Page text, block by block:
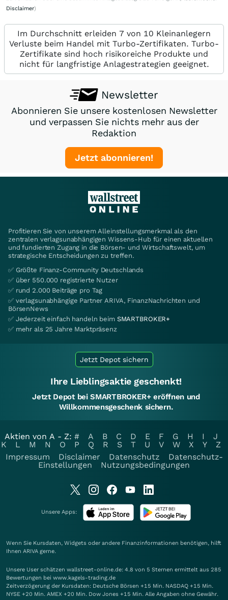
Disclaimer)
Im Durchschnitt erleiden 7 von 10 Kleinanlegern
Verluste beim Handel mit Turbo-Zertifikaten. Turbo-
Zertifikate sind hoch risikoreiche Produkte und
nicht für langfristige Anlagestrategien geeignet.
Newsletter
Abonnieren Sie unsere kostenlosen Newsletter
und verpassen Sie nichts mehr aus der
Redaktion
Jetzt abonnieren!
Profitieren Sie von unserem Alleinstellungsmerkmal als den
zentralen verlagsunabhängigen Wissens-Hub für einen aktuellen
und fundierten Zugang in die Börsen- und Wirtschaftswelt, um
strategische Entscheidungen zu treffen.
✅ Größte Finanz-Community Deutschlands
✅ über 550.000 registrierte Nutzer
✅ rund 2.000 Beiträge pro Tag
✅ verlagsunabhängige Partner ARIVA, FinanzNachrichten und
BörsenNews
✅ Jederzeit einfach handeln beim SMARTBROKER+
✅ mehr als 25 Jahre Marktpräsenz
Jetzt Depot sichern
Ihre Lieblingsaktie geschenkt!
Jetzt Depot bei SMARTBROKER+ eröffnen und
Willkommensgeschenk sichern.
Aktien von A - Z: # A B C D E F G H I
J
K
L M N O P Q R S T U V W X Y
Z
Impressum
Disclaimer Datenschutz
Datenschutz-
Einstellungen
Nutzungsbedingungen
Unsere Apps:
Wenn Sie Kursdaten, Widgets oder andere Finanzinformationen benötigen, hilft
Ihnen ARIVA gerne.
Unsere User schätzen wallstreet-online.de: 4.8 von 5 Sternen ermittelt aus 285
Bewertungen bei www.kagels-trading.de
Zeitverzögerung der Kursdaten: Deutsche Börsen +15 Min. NASDAQ +15 Min.
NYSE +20 Min. AMEX +20 Min. Dow Jones +15 Min. Alle Angaben ohne Gewähr.